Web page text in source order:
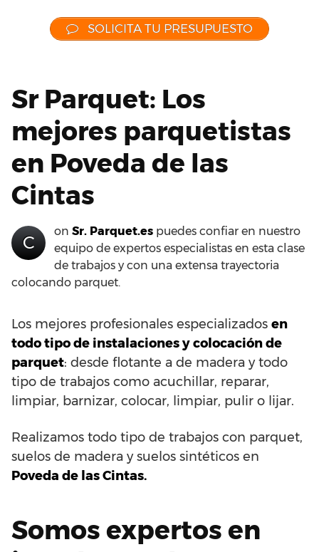
SOLICITA TU PRESUPUESTO
Sr Parquet: Los
mejores parquetistas
en Poveda de las
Cintas
C
on Sr. Parquet.es puedes confiar en nuestro
equipo de expertos especialistas en esta clase
de trabajos y con una extensa trayectoria
colocando parquet.
Los mejores profesionales especializados en
todo tipo de instalaciones y colocación de
parquet: desde flotante a de madera y todo
tipo de trabajos como acuchillar, reparar,
limpiar, barnizar, colocar, limpiar, pulir o lijar.
Realizamos todo tipo de trabajos con parquet,
suelos de madera y suelos sintéticos en
Poveda de las Cintas.
Somos expertos en